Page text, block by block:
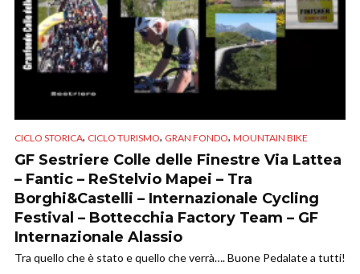
CICLO STORICA, CICLO TURISMO, GRAN FONDO, MOUNTAIN BIKE
GF Sestriere Colle delle Finestre Via Lattea
– Fantic – ReStelvio Mapei – Tra
Borghi&Castelli – Internazionale Cycling
Festival – Bottecchia Factory Team – GF
Internazionale Alassio
Tra quello che è stato e quello che verrà…. Buone Pedalate a tutti!